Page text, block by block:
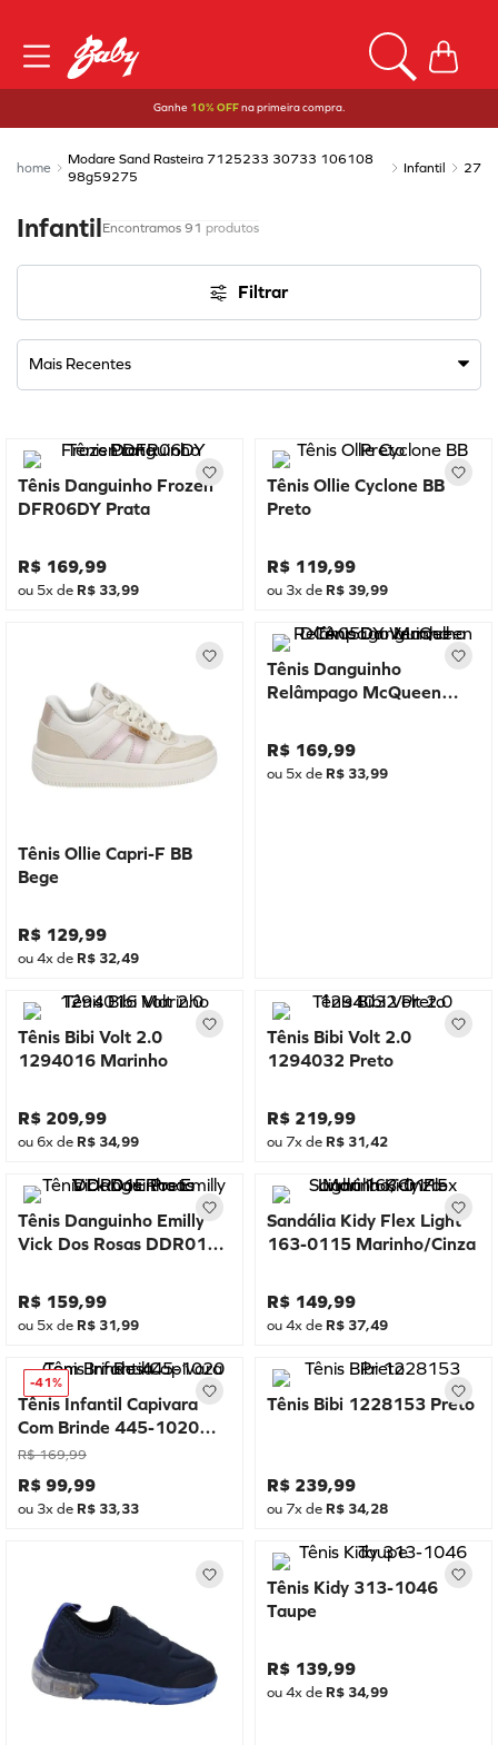
Ganhe 10% OFFna primeira compra.
Modare Sand Rasteira 7125233 30733 106108
98g59275
Infantil 27
Infantil 91 produtos
Filtrar
Mais Recentes
Tênis Danguinho Frozen
DFR06DY Prata
R$ 169,99
ou 5x de R$ 33,99
Tênis Ollie Cyclone BB
Preto
R$ 119,99
ou 3x de R$ 39,99
Tênis Ollie Capri-F BB
Bege
R$ 129,99
ou4x de R$ 32,49
Tênis Danguinho
Relâmpago McQueen
R$ 169,99
ou 5x de R$ 33,99
Tênis Bibi Volt 2.0
1294016 Marinho
R$ 209,99
ou6x de R$ 34,99
Tênis Bibi Volt 2.0
1294032 Preto
R$ 219,99
ou 7x de R$ 31,42
Tênis Danguinho Emilly
Vick Dos Rosas DDR01E
R$ 159,99
ou 5x de R$ 31,99
Sandália Kidy Flex Light
163-0115 Marinho/Cinza
R$ 149,99
ou4x de R$ 37,49
-41%
Tênis Infantil Capivara
Com Brinde 445-1020
Rosa
R$ 169,99
R$ 99,99
ou 3x de R$ 33,33
Tênis Bibi 1228153 Preto
R$ 239,99
ou 7x de R$ 34,28
Tênis Kidy 313-1046
Taupe
R$ 139,99
ou4x de R$ 34,99